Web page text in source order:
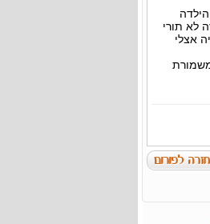
הילדה
לא תורי
אצלי